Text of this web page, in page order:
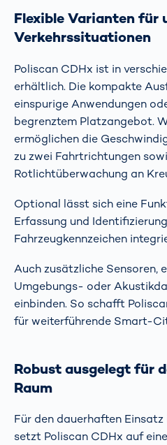
Flexible Varianten für
Verkehrssituationen
Poliscan CDHx ist in
erhältlich. Die kompakte
einspurige Anwendungen
begrenztem Platzangebot.
ermöglichen die
zu zwei Fahrtrichtungen
Rotlichtüberwachung an
Optional lässt sich eine
Erfassung und
Fahrzeugkennzeichen
Auch zusätzliche Sensoren,
Umgebungs- oder
einbinden. So schafft
für weiterführende Smart-
Robust ausgelegt für
Raum
Für den dauerhaften
setzt Poliscan CDHx auf